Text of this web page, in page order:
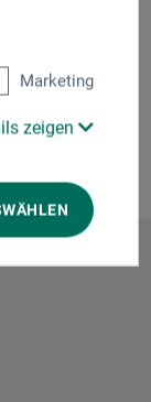
Marketing
zeigen